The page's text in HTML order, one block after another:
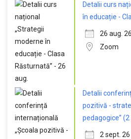
Detalii curs
în educație -
26 aug. 26
Zoom
Detalii
pozitivă -
pedagogice”
2 sept. 26